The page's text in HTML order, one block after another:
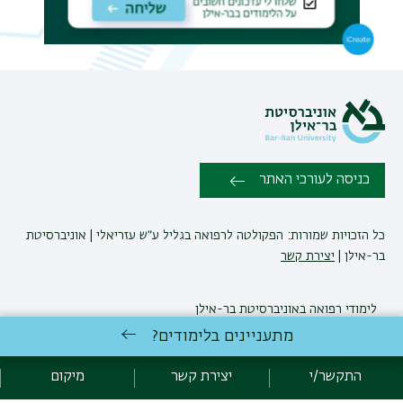
כניסה לעורכי האתר
כל הזכויות שמורות: הפקולטה לרפואה בגליל ע״ש עזריאלי | אוניברסיטת
בר-אילן | יצירת קשר
לימודי רפואהבאוניברסיטת בר-אילן
אגף תקשוב, אוניברסיטת בר-אילן
אקדימה בר-אילן
מתעניינים בלימודים?
התקשר/י יצירת קשר מיקום